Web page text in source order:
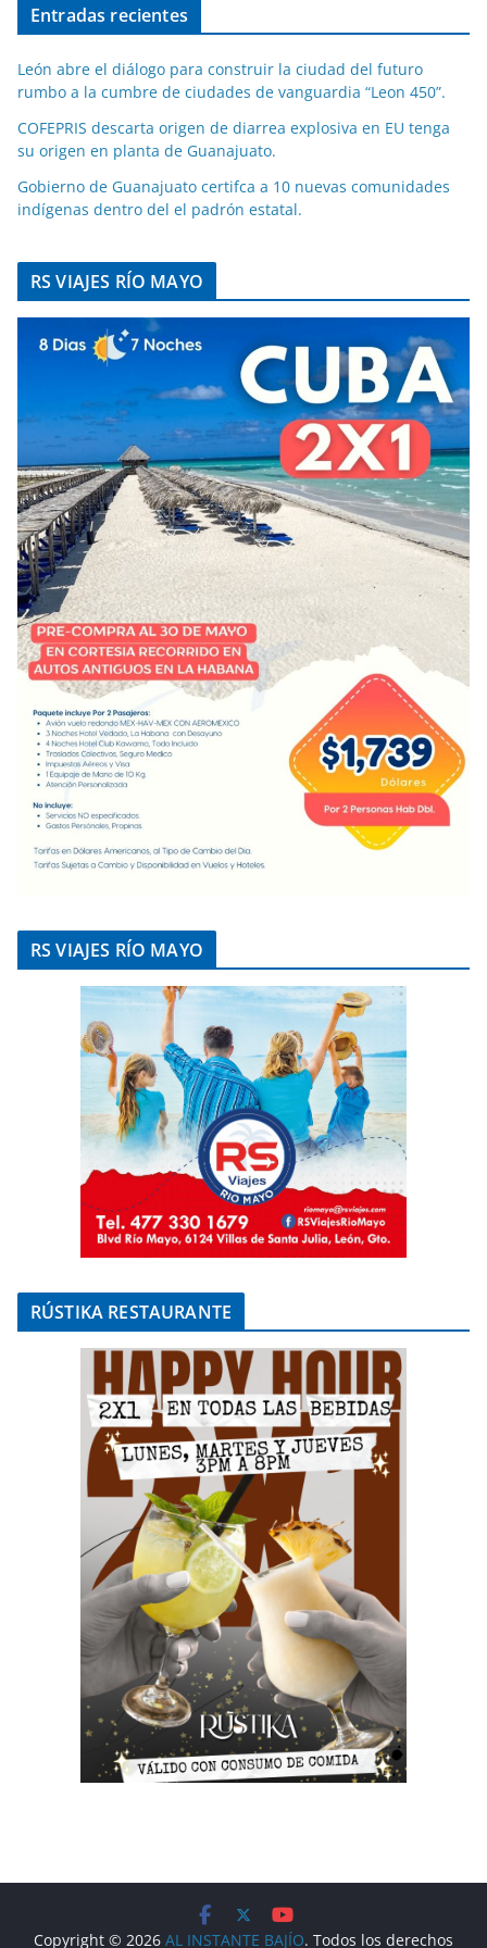
Entradas recientes
León abre el diálogo para construir la ciudad del futuro
rumbo a la cumbre de ciudades de vanguardia “Leon 450”.
COFEPRIS descarta origen de diarrea explosiva en EU tenga
su origen en planta de Guanajuato.
Gobierno de Guanajuato certifca a 10 nuevas comunidades
indígenas dentro del el padrón estatal.
RS VIAJES RÍO MAYO
RS VIAJES RÍO MAYO
RÚSTIKA RESTAURANTE
Copyright © 2026 AL INSTANTE BAJÍO. Todos los derechos